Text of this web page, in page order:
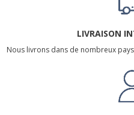
LIVRAISON
Nous livrons dans de nombreux